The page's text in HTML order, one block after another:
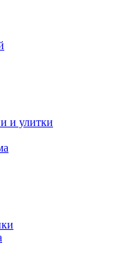
и улитки